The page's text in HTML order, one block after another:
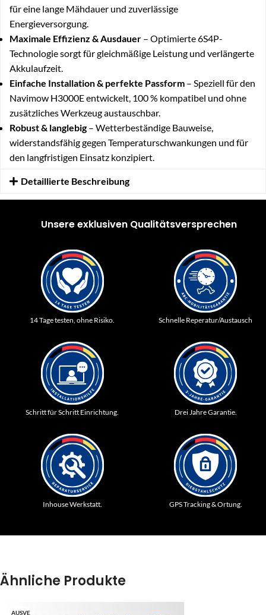
für eine lange Mähdauer und zuverlässige
Energieversorgung.
Maximale Effizienz & Ausdauer – Optimierte 6S4P-
Technologie sorgt für gleichmäßige Leistung und verlängerte
Akkulaufzeit.
Einfache Installation & perfekte Passform – Speziell für den
Navimow H3000E entwickelt, 100 % kompatibel und ohne
zusätzliches Werkzeug austauschbar.
Robust & langlebig– Wetterbeständige Bauweise,
widerstandsfähig gegen Temperaturschwankungen und für
den langfristigen Einsatz konzipiert.
Detaillierte Beschreibung
Unsere exklusiven Qualitätsversprechen
14 Tage testen, ohne Risiko. Schnelle Reperatur/Austausch
Schritt für Schritt Einrichtung. Drei Jahre Garantie.
Inhouse Werkstatt. GPS Tracking & Ortung.
Ähnliche Produkte
AUSVE